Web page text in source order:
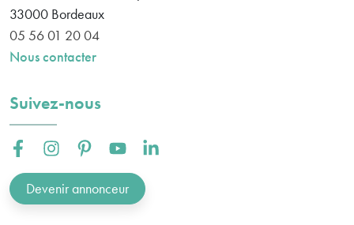
33000 Bordeaux
05 56 01 20 04
Nous contacter
Suivez-nous
Facebook :Instagram :Pinterest :Youtube :Linkedin :
Devenir annonceur